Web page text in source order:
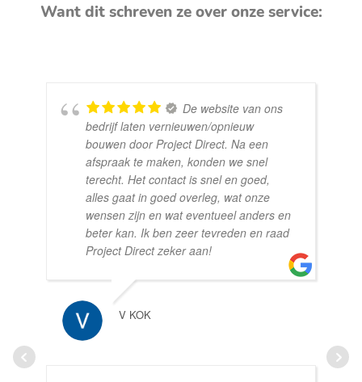
Want dit schreven ze over onze service:
De website van ons
bedrijf laten vernieuwen/opnieuw
bouwen door Project Direct. Na een
afspraak te maken, konden we snel
terecht. Het contact is snel en goed,
alles gaat in goed overleg, wat onze
wensen zijn en wat eventueel anders en
beter kan. Ik ben zeer tevreden en raad
Project Direct zeker aan!
V KOK